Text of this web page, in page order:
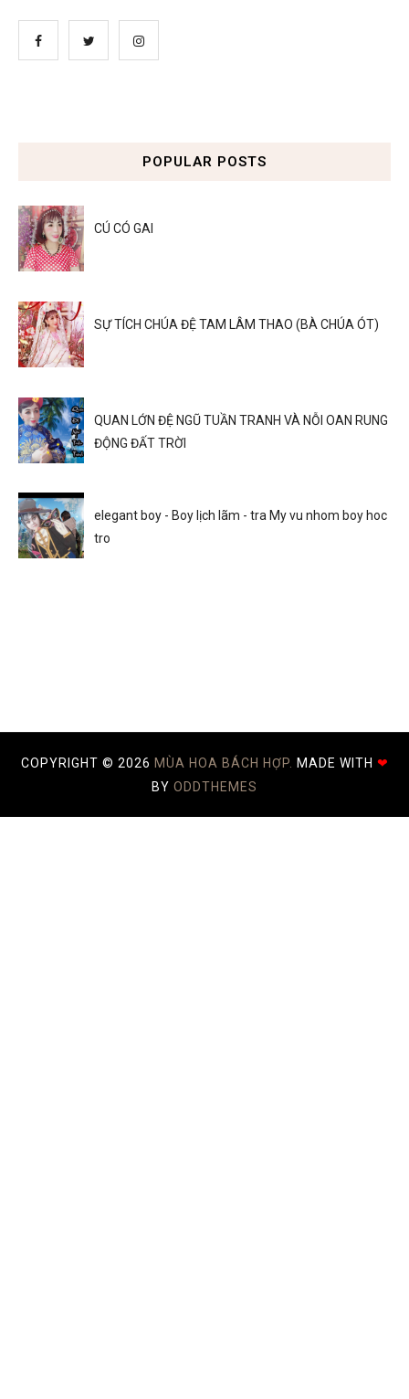
POPULAR POSTS
CÚ CÓ GAI
SỰ TÍCH CHÚA ĐỆ TAM LÂM THAO (BÀ CHÚA ÓT)
QUAN LỚN ĐỆ NGŨ TUẦN TRANH VÀ NỖI OAN RUNG
ĐỘNG ĐẤT TRỜI
elegant boy - Boy lịch lãm - tra My vu nhom boy hoc
tro
COPYRIGHT © 2026 MÙA HOA BÁCH HỢP. MADE WITH ❤
BY ODDTHEMES